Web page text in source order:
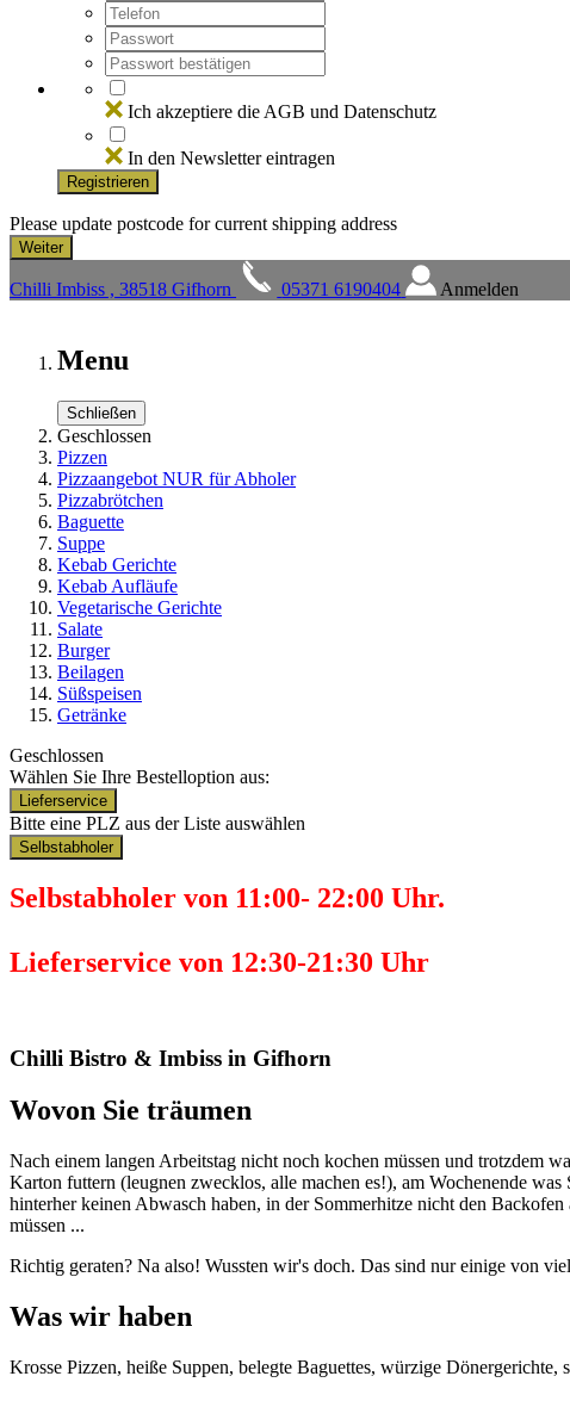
Ich akzeptiere die AGB und Datenschutz
In den Newsletter eintragen
Registrieren
Please update postcode for current shipping address
Chilli Imbiss , 38518 Gifhorn 05371 6190404 Anmelden
Menu
Schließen
Geschlossen
Pizzen
Pizzaangebot NUR für Abholer
Pizzabrötchen
Baguette
Suppe
Kebab Gerichte
Kebab Aufläufe
Vegetarische Gerichte
Salate
Burger
Beilagen
Süßspeisen
Getränke
Geschlossen
Wählen Sie Ihre Bestelloption aus:
Lieferservice
Bitte eine PLZ aus der Liste auswählen
Selbstabholer
Selbstabholer von 11:00- 22:00 Uhr.
Lieferservice von 12:30-21:30 Uhr
Chilli Bistro & Imbiss in Gifhorn
Wovon Sie träumen
Nach einem langen Arbeitstag nicht noch kochen müssen und trotzdem
Karton futtern (leugnen zwecklos, alle machen es!), am Wochenende
hinterher keinen Abwasch haben, in der Sommerhitze nicht den
müssen ...
Richtig geraten? Na also! Wussten wir's doch. Das sind nur einige von
Was wir haben
Krosse Pizzen, heiße Suppen, belegte Baguettes, würzige